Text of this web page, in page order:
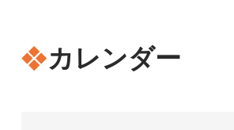
カレンダー